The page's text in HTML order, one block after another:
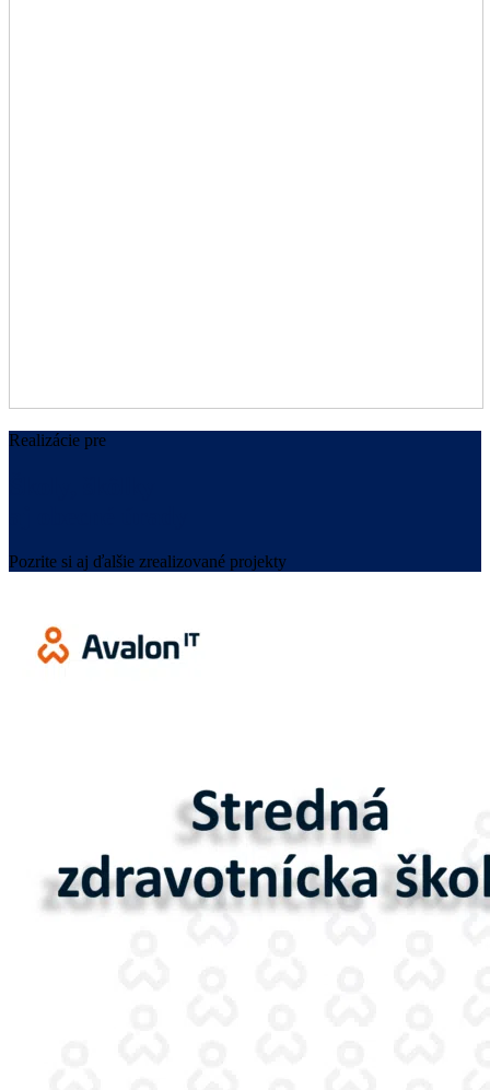
Realizácie pre
Pozrite si aj ďalšie zrealizované projekty